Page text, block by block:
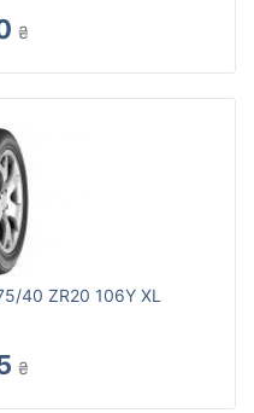
₴
40 ZR20 106Y XL
₴